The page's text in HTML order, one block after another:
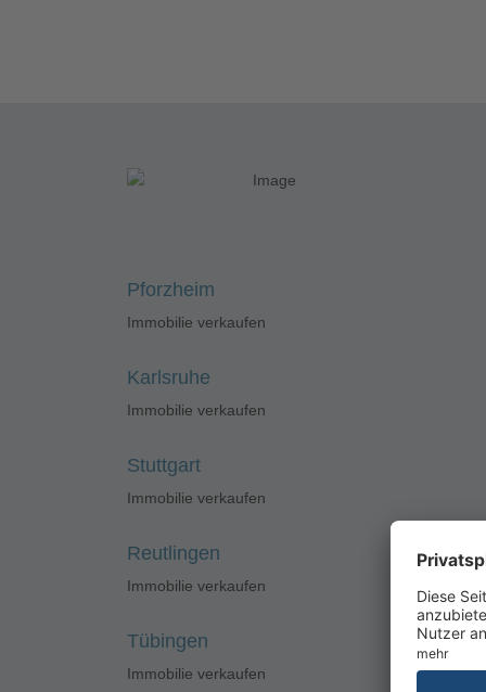
Pforzheim
Immobilie verkaufen
Karlsruhe
Immobilie verkaufen
Stuttgart
Immobilie verkaufen
Reutlingen
Immobilie verkaufen
Tübingen
Immobilie verkaufen